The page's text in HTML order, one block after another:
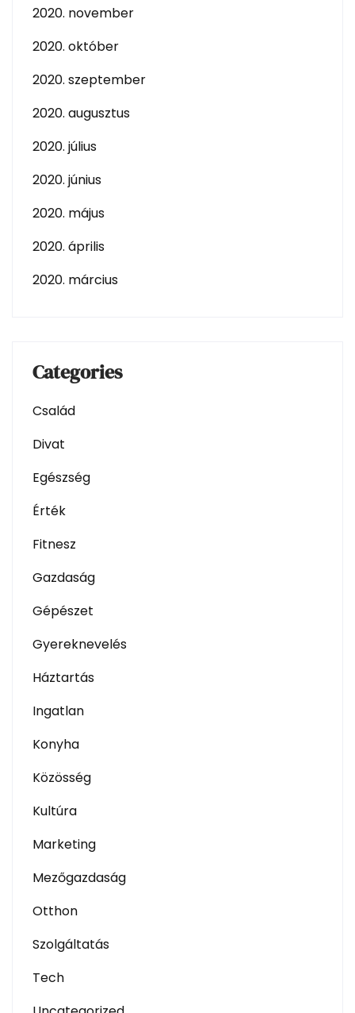
2020. november
2020. október
2020. szeptember
2020. augusztus
2020. július
2020. június
2020. május
2020. április
2020. március
Categories
Család
Divat
Egészség
Érték
Fitnesz
Gazdaság
Gépészet
Gyereknevelés
Háztartás
Ingatlan
Konyha
Közösség
Kultúra
Marketing
Mezőgazdaság
Otthon
Szolgáltatás
Tech